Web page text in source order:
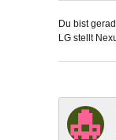
Du bist
LG stellt